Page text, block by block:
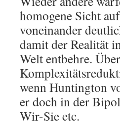
homogene Sicht
voneinander
damit der Realität
Welt entbehre.
wenn Huntington
er doch in der
Wir-Sie etc.